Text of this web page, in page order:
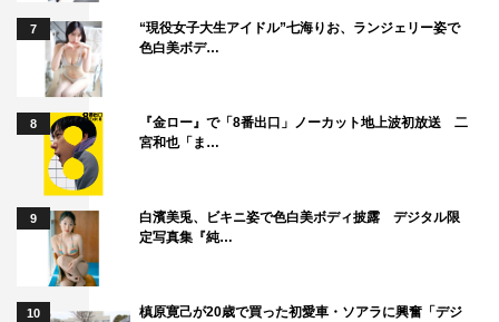
7
“現役女子大生アイドル”七海りお、ランジェリー姿で
色白美ボデ…
8
『金ロー』で「8番出口」ノーカット地上波初放送 二
宮和也「ま…
9
白濱美兎、ビキニ姿で色白美ボディ披露 デジタル限
定写真集『純…
10 槙原寛己が20歳で買った初愛車・ソアラに興奮「デジ